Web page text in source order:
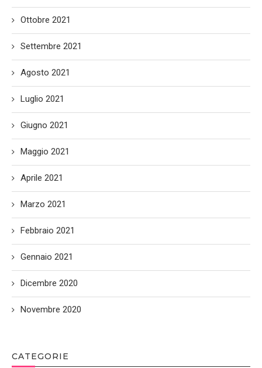
Ottobre 2021
Settembre 2021
Agosto 2021
Luglio 2021
Giugno 2021
Maggio 2021
Aprile 2021
Marzo 2021
Febbraio 2021
Gennaio 2021
Dicembre 2020
Novembre 2020
CATEGORIE